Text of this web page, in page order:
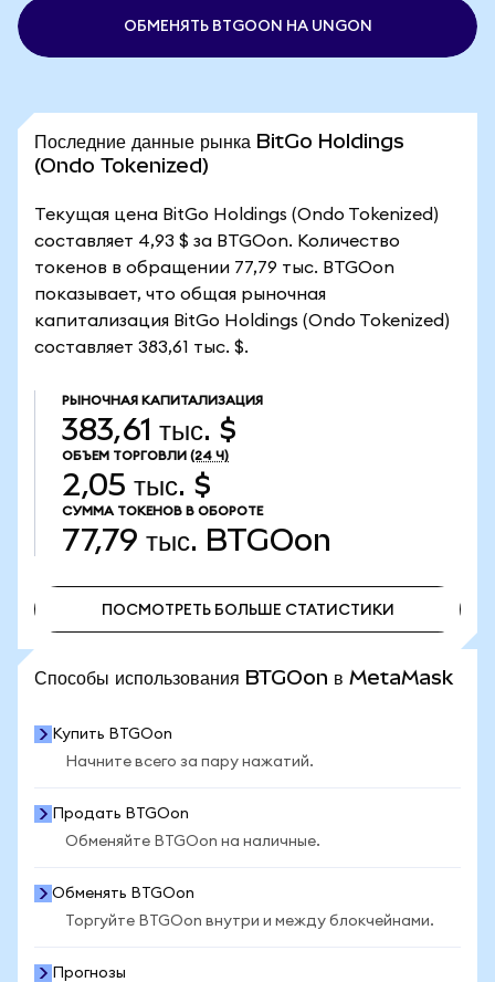
ОБМЕНЯТЬ BTGOON НА UNGON
Последние данные рынка BitGo Holdings
(Ondo Tokenized)
Текущая цена BitGo Holdings (Ondo Tokenized)
составляет 4,93 $ за BTGOon. Количество
токенов в обращении 77,79 тыс. BTGOon
показывает, что общая рыночная
капитализация BitGo Holdings (Ondo Tokenized)
составляет 383,61 тыс. $.
РЫНОЧНАЯ КАПИТАЛИЗАЦИЯ
383,61 тыс. $
ОБЪЕМ ТОРГОВЛИ (24 Ч)
2,05 тыс. $
СУММА ТОКЕНОВ В ОБОРОТЕ
77,79 тыс. BTGOon
ПОСМОТРЕТЬ БОЛЬШЕ СТАТИСТИКИ
Способы использования BTGOon в MetaMask
Купить BTGOon
Начните всего за пару нажатий.
Продать BTGOon
Обменяйте BTGOon на наличные.
Обменять BTGOon
Торгуйте BTGOon внутри и между блокчейнами.
Прогнозы